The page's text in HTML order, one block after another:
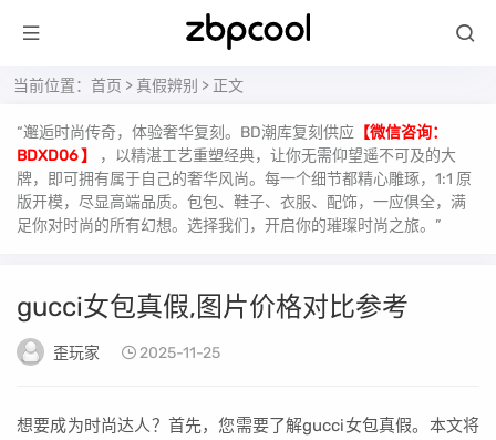
当前位置： 首页 > 真假辨别 > 正文
“邂逅时尚传奇，体验奢华复刻。BD潮库复刻供应 【微信咨询：
BDXD06 】
，以精湛工艺重塑经典，让你无需仰望遥不可及的大
牌，即可拥有属于自己的奢华风尚。每一个细节都精心雕琢，1:1 原
版开模，尽显高端品质。包包、鞋子、衣服、配饰，一应俱全，满
足你对时尚的所有幻想。选择我们，开启你的璀璨时尚之旅。”
gucci女包真假,图片价格对比参考
歪玩家 2025-11-25
想要成为时尚达人？首先，您需要了解gucci女包真假。本文将